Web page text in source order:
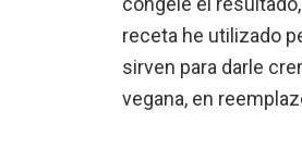
receta he utilizado
sirven para darle
vegana, en